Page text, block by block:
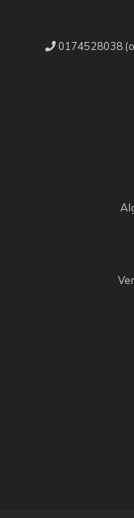
0174528038